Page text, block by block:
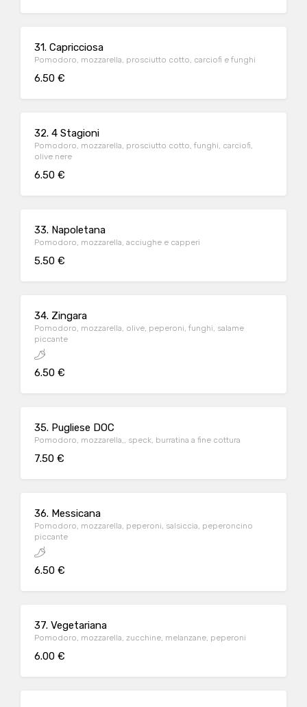
31. Capricciosa
Pomodoro, mozzarella, prosciutto cotto, carciofi e funghi
6.50 €
32. 4 Stagioni
Pomodoro, mozzarella, prosciutto cotto, funghi, carciofi,
olive nere
6.50 €
33. Napoletana
Pomodoro, mozzarella, acciughe e capperi
5.50 €
34. Zingara
Pomodoro, mozzarella, olive, peperoni, funghi, salame
piccante
6.50 €
35. Pugliese DOC
Pomodoro, mozzarella,, speck, burratina a fine cottura
7.50 €
36. Messicana
Pomodoro, mozzarella, peperoni, salsiccia, peperoncino
piccante
6.50 €
37. Vegetariana
Pomodoro, mozzarella, zucchine, melanzane, peperoni
6.00 €